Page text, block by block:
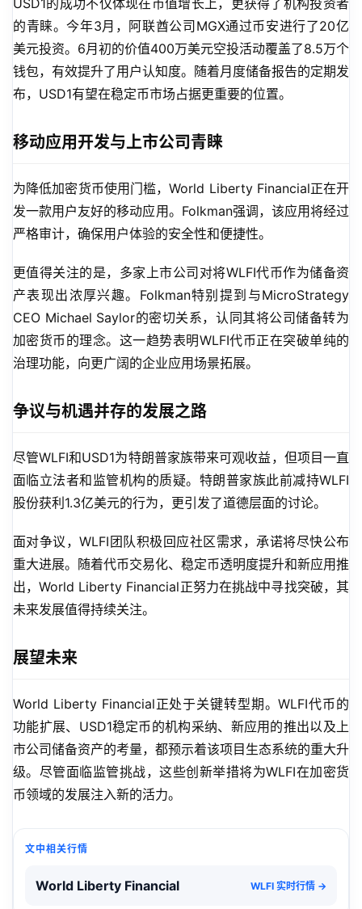
USD1的成功不仅体现在市值增长上，更获得了机构投资者
的青睐。今年3月，阿联酋公司MGX通过币安进行了20亿
美元投资。6月初的价值400万美元空投活动覆盖了8.5万个
钱包，有效提升了用户认知度。随着月度储备报告的定期发
布，USD1有望在稳定币市场占据更重要的位置。
移动应用开发与上市公司青睐
为降低加密货币使用门槛，World Liberty Financial正在开
发一款用户友好的移动应用。Folkman强调，该应用将经过
严格审计，确保用户体验的安全性和便捷性。
更值得关注的是，多家上市公司对将WLFI代币作为储备资
产表现出浓厚兴趣。Folkman特别提到与MicroStrategy
CEO Michael Saylor的密切关系，认同其将公司储备转为
加密货币的理念。这一趋势表明WLFI代币正在突破单纯的
治理功能，向更广阔的企业应用场景拓展。
争议与机遇并存的发展之路
尽管WLFI和USD1为特朗普家族带来可观收益，但项目一直
面临立法者和监管机构的质疑。特朗普家族此前减持WLFI
股份获利1.3亿美元的行为，更引发了道德层面的讨论。
面对争议，WLFI团队积极回应社区需求，承诺将尽快公布
重大进展。随着代币交易化、稳定币透明度提升和新应用推
出，World Liberty Financial正努力在挑战中寻找突破，其
未来发展值得持续关注。
展望未来
World Liberty Financial正处于关键转型期。WLFI代币的
功能扩展、USD1稳定币的机构采纳、新应用的推出以及上
市公司储备资产的考量，都预示着该项目生态系统的重大升
级。尽管面临监管挑战，这些创新举措将为WLFI在加密货
币领域的发展注入新的活力。
文中相关行情
World Liberty Financial WLFI 实时行情 →